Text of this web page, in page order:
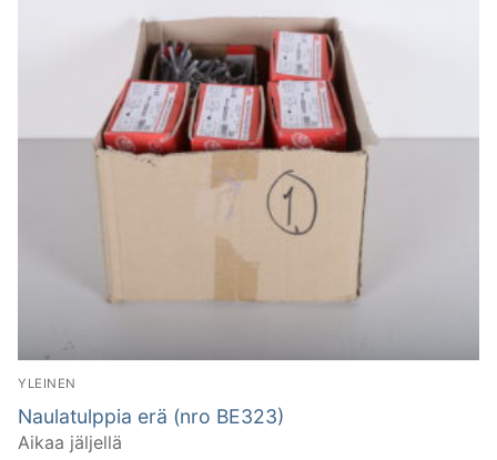
YLEINEN
Naulatulppia erä (nro BE323)
Aikaa jäljellä